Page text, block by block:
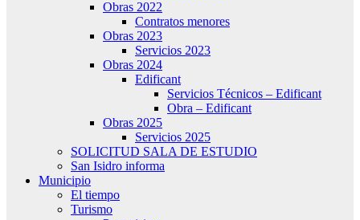
Obras 2022
Contratos menores
Obras 2023
Servicios 2023
Obras 2024
Edificant
Servicios Técnicos – Edificant
Obra – Edificant
Obras 2025
Servicios 2025
SOLICITUD SALA DE ESTUDIO
San Isidro informa
Municipio
El tiempo
Turismo